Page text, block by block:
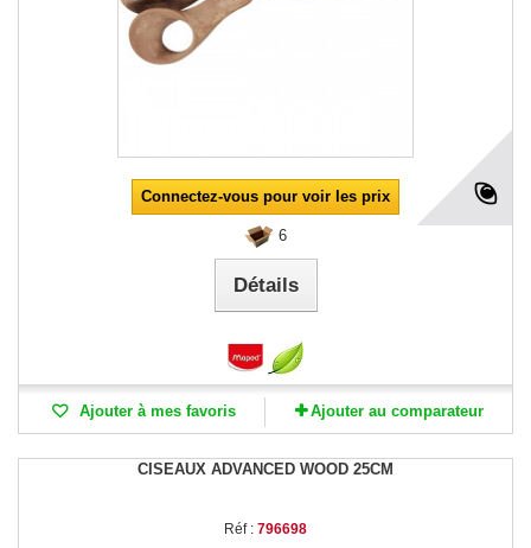
Connectez-vous pour voir les prix
6
Détails
Ajouter à mes favoris Ajouter au comparateur
CISEAUX ADVANCED WOOD 25CM
Réf : 796698